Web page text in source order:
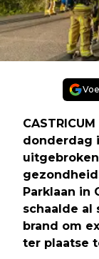
donderdag
Parklaan in
schaalde al
brand om
ter plaatse